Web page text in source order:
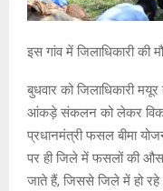
इस गांव में जिलाधिकारी की
बुधवार को जिलाधिकारी
आंकड़े संकलन को लेकर
प्रधानमंत्री फसल बीमा
पर ही जिले में फसलों की
जाते हैं, जिससे जिले में हो रहे